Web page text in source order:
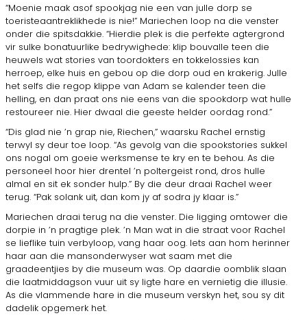
“Moenie maak asof spookjag nie een van julle dorp se
toeristeaantreklikhede is nie!” Mariechen loop na die venster
onder die spitsdakkie. “Hierdie plek is die perfekte agtergrond
vir sulke bonatuurlike bedrywighede: klip bouvalle teen die
heuwels wat stories van toordokters en tokkelossies kan
herroep, elke huis en gebou op die dorp oud en krakerig. Julle
het selfs die regop klippe van Adam se kalender teen die
helling, en dan praat ons nie eens van die spookdorp wat hulle
restoureer nie. Hier dwaal die geeste helder oordag rond.”
“Dis glad nie ’n grap nie, Riechen,” waarsku Rachel ernstig
terwyl sy deur toe loop. “As gevolg van die spookstories sukkel
ons nogal om goeie werksmense te kry en te behou. As die
personeel hoor hier drentel ’n poltergeist rond, dros hulle
almal en sit ek sonder hulp.” By die deur draai Rachel weer
terug. “Pak solank uit, dan kom jy af sodra jy klaar is.”
Mariechen draai terug na die venster. Die ligging omtower die
dorpie in ’n pragtige plek. ’n Man wat in die straat voor Rachel
se lieflike tuin verbyloop, vang haar oog. Iets aan hom herinner
haar aan die mansonderwyser wat saam met die
graadeentjies by die museum was. Op daardie oomblik slaan
die laatmiddagson vuur uit sy ligte hare en vernietig die illusie.
As die vlammende hare in die museum verskyn het, sou sy dit
dadelik opgemerk het.